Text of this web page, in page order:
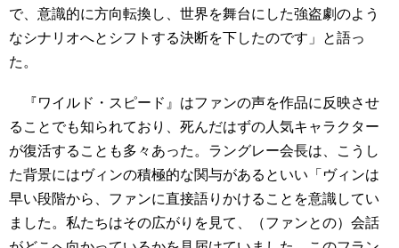
で、意識的に方向転換し、世界を舞台にした強盗劇のよう
なシナリオへとシフトする決断を下したのです」と語っ
た。
『ワイルド・スピード』はファンの声を作品に反映させ
ることでも知られており、死んだはずの人気キャラクター
が復活することも多々あった。ラングレー会長は、こうし
た背景にはヴィンの積極的な関与があるといい「ヴィンは
早い段階から、ファンに直接語りかけることを意識してい
ました。私たちはその広がりを見て、（ファンとの）会話